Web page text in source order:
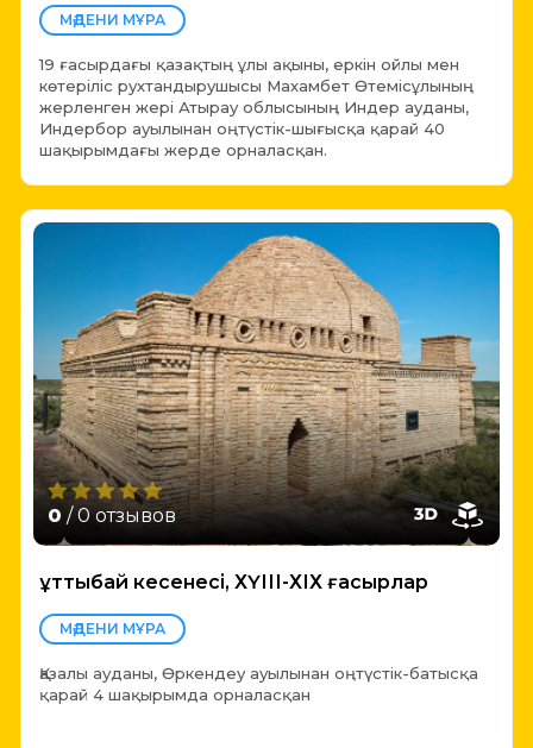
МӘДЕНИ МҰРА
19 ғасырдағы қазақтың ұлы ақыны, еркін ойлы мен
көтеріліс рухтандырушысы Махамбет Өтемісұлының
жерленген жері Атырау облысының Индер ауданы,
Индербор ауылынан оңтүстік-шығысқа қарай 40
шақырымдағы жерде орналасқан.
0 / 0 отзывов
Құттыбай кесенесі, ХҮІІІ-ХІХ ғасырлар
МӘДЕНИ МҰРА
Қазалы ауданы, Өркендеу ауылынан оңтүстік-батысқа
қарай 4 шақырымда орналасқан